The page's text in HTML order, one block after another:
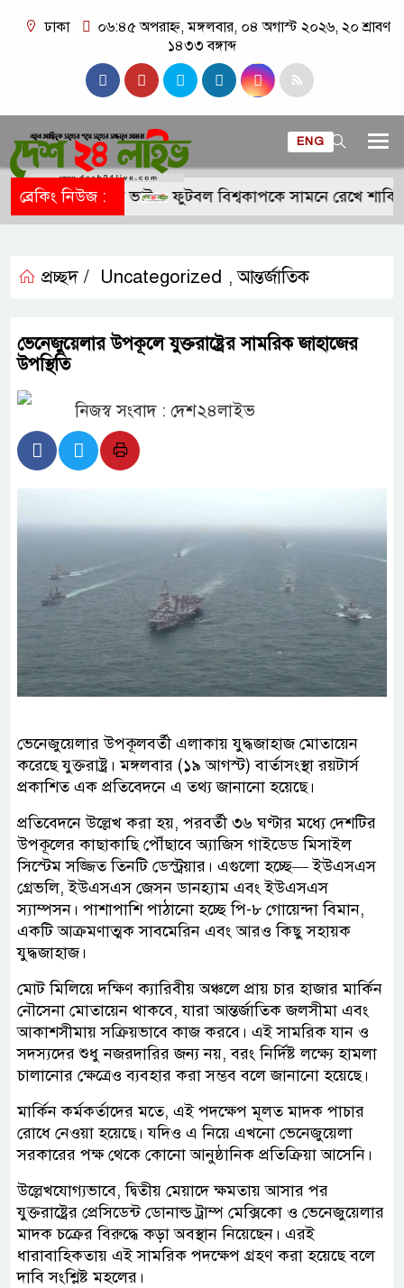
ঢাকা
০৬:৪৫ অপরাহ্ন, মঙ্গলবার, ০৪ অগাস্ট ২০২৬, ২০ শ্রাবণ
১৪৩৩ বঙ্গাব্দ
ENG
ব্রেকিং নিউজ :
গড়লেন আলিয়া ভাট ফুটবল বিশ্বকাপকে সামনে রেখে শাকিরা ও
প্রচ্ছদ / Uncategorized ,আন্তর্জাতিক
ভেনেজুয়েলার উপকূলে যুক্তরাষ্ট্রের সামরিক জাহাজের
উপস্থিতি
নিজস্ব সংবাদ : দেশ২৪লাইভ
ভেনেজুয়েলার উপকূলবর্তী এলাকায় যুদ্ধজাহাজ মোতায়েন
করেছে যুক্তরাষ্ট্র। মঙ্গলবার (১৯ আগস্ট) বার্তাসংস্থা রয়টার্স
প্রকাশিত এক প্রতিবেদনে এ তথ্য জানানো হয়েছে।
প্রতিবেদনে উল্লেখ করা হয়, পরবর্তী ৩৬ ঘণ্টার মধ্যে দেশটির
উপকূলের কাছাকাছি পৌঁছাবে অ্যাজিস গাইডেড মিসাইল
সিস্টেম সজ্জিত তিনটি ডেস্ট্রয়ার। এগুলো হচ্ছে— ইউএসএস
গ্রেভলি, ইউএসএস জেসন ডানহ্যাম এবং ইউএসএস
স্যাম্পসন। পাশাপাশি পাঠানো হচ্ছে পি-৮ গোয়েন্দা বিমান,
একটি আক্রমণাত্মক সাবমেরিন এবং আরও কিছু সহায়ক
যুদ্ধজাহাজ।
মোট মিলিয়ে দক্ষিণ ক্যারিবীয় অঞ্চলে প্রায় চার হাজার মার্কিন
নৌসেনা মোতায়েন থাকবে, যারা আন্তর্জাতিক জলসীমা এবং
আকাশসীমায় সক্রিয়ভাবে কাজ করবে। এই সামরিক যান ও
সদস্যদের শুধু নজরদারির জন্য নয়, বরং নির্দিষ্ট লক্ষ্যে হামলা
চালানোর ক্ষেত্রেও ব্যবহার করা সম্ভব বলে জানানো হয়েছে।
মার্কিন কর্মকর্তাদের মতে, এই পদক্ষেপ মূলত মাদক পাচার
রোধে নেওয়া হয়েছে। যদিও এ নিয়ে এখনো ভেনেজুয়েলা
সরকারের পক্ষ থেকে কোনো আনুষ্ঠানিক প্রতিক্রিয়া আসেনি।
উল্লেখযোগ্যভাবে, দ্বিতীয় মেয়াদে ক্ষমতায় আসার পর
যুক্তরাষ্ট্রের প্রেসিডেন্ট ডোনাল্ড ট্রাম্প মেক্সিকো ও ভেনেজুয়েলার
মাদক চক্রের বিরুদ্ধে কড়া অবস্থান নিয়েছেন। এরই
ধারাবাহিকতায় এই সামরিক পদক্ষেপ গ্রহণ করা হয়েছে বলে
দাবি সংশ্লিষ্ট মহলের।